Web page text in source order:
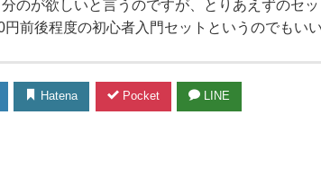
のが欲しいと言うのですが、とりあえずのセ
前後程度の初心者入門セットというのでもい
Hatena Pocket LINE